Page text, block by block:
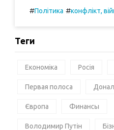
#Політика #конфлікт,
Теги
Економіка Росія
Первая полоса
Європа Финансы
Володимир Путін